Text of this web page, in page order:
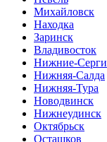
Михайловск
Находка
Заринск
Владивосток
Нижние-Серги
Нижняя-Салда
Нижняя-Тура
Новодвинск
Нижнеудинск
Октябрьск
Осташков